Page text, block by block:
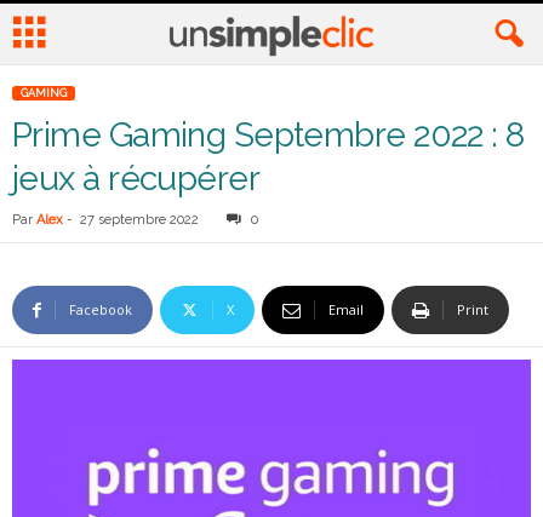
GAMING
Prime Gaming Septembre 2022 : 8
jeux à récupérer
Par Alex - 27 septembre 2022 0
Facebook X Email Print